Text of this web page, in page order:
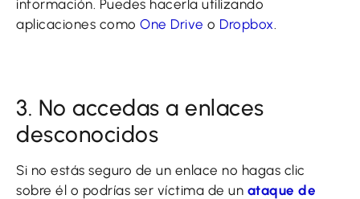
información. Puedes hacerla utilizando
aplicaciones como One Drive o Dropbox.
3. No accedas a enlaces
desconocidos
Si no estás seguro de un enlace no hagas clic
sobre él o podrías ser víctima de un ataque de